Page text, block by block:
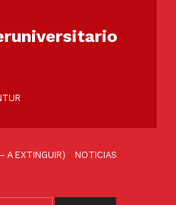
A EXTINGUIR) NOTICIAS